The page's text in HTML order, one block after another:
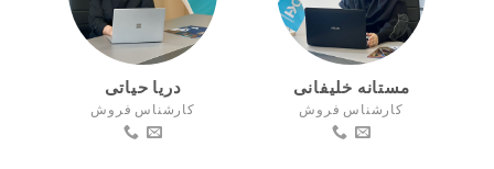
مستانه خلیفانی
کارشناس فروش
دریا حیاتی
کارشناس فروش